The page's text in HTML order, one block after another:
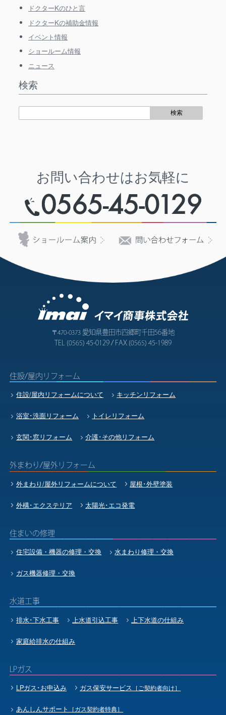
ドクターKのひと言
ドクターKの補助金情報
イベント情報
ショールーム情報
ニュース
検索
お問い合わせはお気軽に
〒470-0373愛知県豊田市四郷町千田56番地
TEL(0565)45-0129 / FAX(0565)45-1989
住設/屋内リフォーム
住設/屋内リフォームについて キッチンリフォーム
浴室･洗面リフォーム トイレリフォーム
玄関･窓リフォーム 介護･その他リフォーム
外まわり/屋外リフォーム
外まわり/屋外リフォームについて 屋根･外壁塗装
外構･エクステリア 太陽光･エコ発電
住まいの修理
住宅設備・機器の修理・交換 水まわり修理・交換
ガス機器修理・交換
水道工事
排水･下水工事 上水道引込工事 上下水道の仕組み
家庭給排水の仕組み
LPガス
LPガス･お申込み ガス保安サービス ［ご契約者向け］
あんしんサポート ［ガス契約者特典］